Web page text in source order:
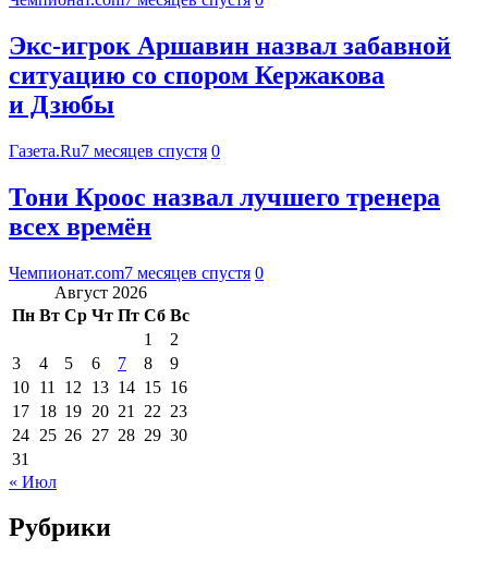
Экс-игрок Аршавин назвал забавной
ситуацию со спором Кержакова
и Дзюбы
Газета.Ru7 месяцев спустя 0
Тони Кроос назвал лучшего тренера
всех времён
Чемпионат.com7 месяцев спустя 0
Август 2026
Пн Вт Ср Чт Пт Сб Вс
1
2
3
4 5 6 7 8
9
10 11 12 13 14 15 16
17 18 19 20 21 22 23
24 25 26 27 28 29 30
31
« Июл
Рубрики